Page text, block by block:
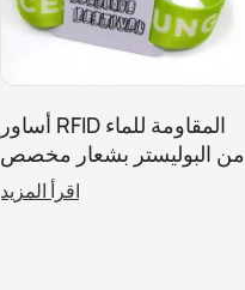
أساور RFID المقاومة للماء
من البوليستر بشعار مخصص
للمناسبات
اقرأ المزيد